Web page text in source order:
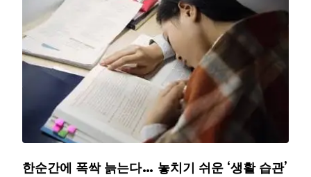
한순간에 폭싹 늙는다… 놓치기 쉬운 ‘생활 습관’